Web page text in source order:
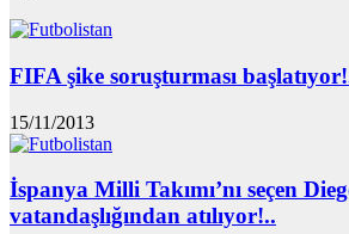
FIFA şike soruşturması
15/11/2013
İspanya Milli Takımı’nı seçen
vatandaşlığından atılıyor!..